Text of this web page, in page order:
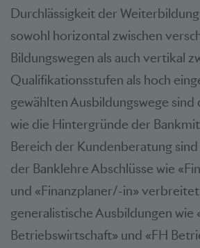
Durchlässigkeit der
sowohl horizontal zwischen
Bildungswegen als auch vertikal
Qualifikationsstufen als hoch
gewählten Ausbildungswege
wie die Hintergründe der
Bereich der Kundenberatung
der Banklehre Abschlüsse wie
und «Finanzplaner/-in»
generalistische Ausbildungen wie
Betriebswirtschaft» und «FH